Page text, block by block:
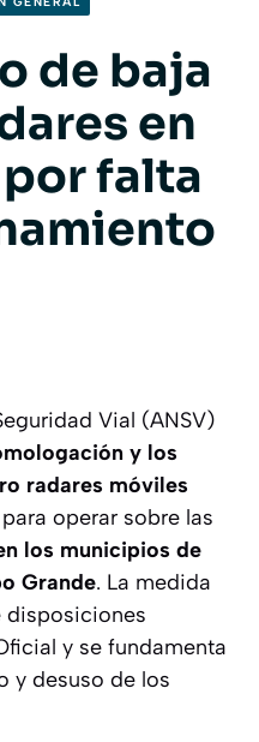
de baja
en
falta
Vial (ANSV)
y los
radares móviles
operar sobre las
los municipios de
Grande. La medida
disposiciones
y se fundamenta
y desuso de los